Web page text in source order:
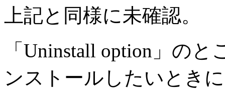
上記と同様に未確認。
「Uninstall option」のと
ンストールしたいとき